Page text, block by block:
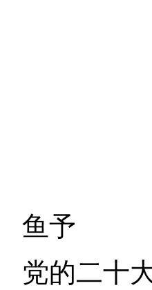
鱼予
党的二十